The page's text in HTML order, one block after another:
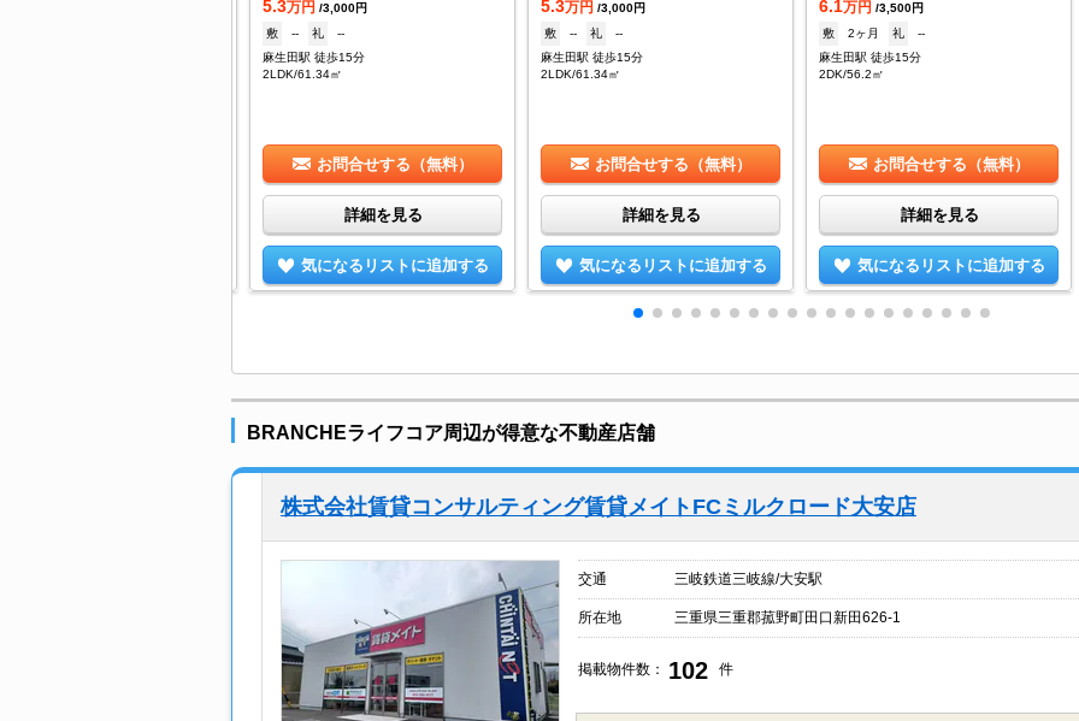
5.3万円 /3,000円
敷
-- 礼
--
麻生田駅 徒歩15分
2LDK/61.34㎡
お問合せする（無料）
詳細を見る
気になるリストに追加する
5.3万円 /3,000円
敷
-- 礼
--
麻生田駅 徒歩15分
2LDK/61.34㎡
お問合せする（無料）
詳細を見る
気になるリストに追加する
6.1万円 /3,500円
敷
2ヶ月 礼
--
麻生田駅 徒歩15分
2DK/56.2㎡
お問合せする（無料）
詳細を見る
気になるリストに追加する
BRANCHEライフコア周辺が得意な不動産店舗
株式会社賃貸コンサルティング賃貸メイトFCミルクロード大安店
交通 三岐鉄道三岐線/大安駅
所在地 三重県三重郡菰野町田口新田626-1
掲載物件数： 102 件